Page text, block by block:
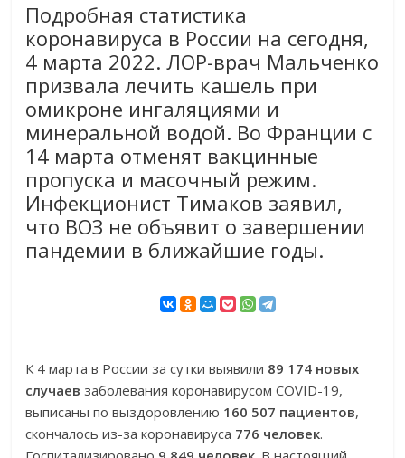
Подробная статистика
коронавируса в России на сегодня,
4 марта 2022. ЛОР-врач Мальченко
призвала лечить кашель при
омикроне ингаляциями и
минеральной водой. Во Франции с
14 марта отменят вакцинные
пропуска и масочный режим.
Инфекционист Тимаков заявил,
что ВОЗ не объявит о завершении
пандемии в ближайшие годы.
К 4 марта в России за сутки выявили 89 174 новых
случаев заболевания коронавирусом COVID-19,
выписаны по выздоровлению 160 507 пациентов,
скончалось из-за коронавируса 776 человек.